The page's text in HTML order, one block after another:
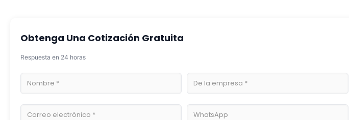
Obtenga Una Cotización Gratuita
Respuesta en 24 horas